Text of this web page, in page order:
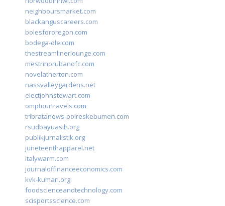
neighboursmarket.com
blackanguscareers.com
bolesfororegon.com
bodega-ole.com
thestreamlinerlounge.com
mestrinorubanofc.com
novelatherton.com
nassvalleygardens.net
electjohnstewart.com
omptourtravels.com
tribratanews-polreskebumen.com
rsudbayuasih.org
publikjurnalistik.org
juneteenthapparel.net
italywarm.com
journaloffinanceeconomics.com
kvk-kumari.org
foodscienceandtechnology.com
scisportsscience.com